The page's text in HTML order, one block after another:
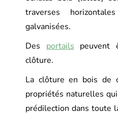
traverses
galvanisées.
Des portails peuvent
clôture.
La clôture en bois de
propriétés naturelles
prédilection dans toute